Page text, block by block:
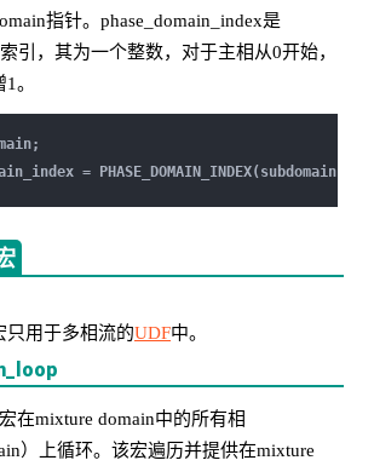
指针。phase_domain_index是
引，其为一个整数，对于主相从0开始，
。
= PHASE_DOMAIN_INDEX(subdomain);
只用于多相流的UDF中。
在mixture domain中的所有相
）上循环。该宏遍历并提供在mixture